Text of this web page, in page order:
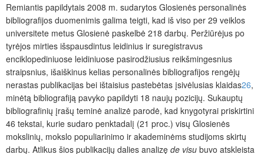
Remiantis papildytais 2008 m. sudarytos Glosienės personalinės
bibliografijos duomenimis galima teigti, kad iš viso per 29 veiklos
universitete metus Glosienė paskelbė 218 darbų. Peržiūrėjus po
tyrėjos mirties išspausdintus leidinius ir suregistravus
enciklopediniuose leidiniuose pasirodžiusius reikšmingesnius
straipsnius, išaiškinus kelias personalinės bibliografijos rengėjų
nerastas publikacijas bei ištaisius pastebėtas įsivėlusias klaidas26,
minėtą bibliografiją pavyko papildyti 18 naujų pozicijų. Sukauptų
bibliografinių įrašų teminė analizė parodė, kad knygotyrai priskirtini
46 tekstai, kurie sudaro penktadalį (21 proc.) visų Glosienės
mokslinių, mokslo populiarinimo ir akademinėms studijoms skirtų
darbų. Atlikus šios publikacijų dalies analizę de visu buvo atskleista